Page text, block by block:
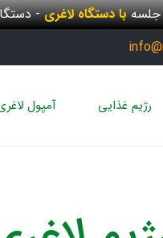
با دستگاه لاغری-
رژیم غذایی آمپول